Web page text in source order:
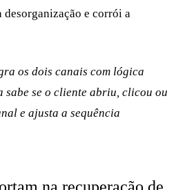
e corrói a
os dois canais com lógica
sabe se o cliente abriu, clicou ou
e ajusta a sequência